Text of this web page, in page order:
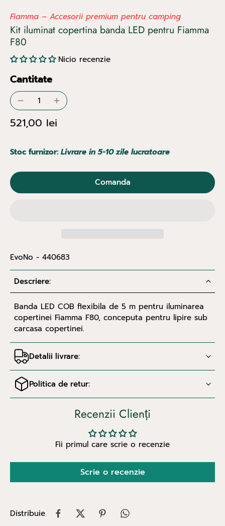
Fiamma – Accesorii premium pentru camping
Kit iluminat copertina banda LED pentru Fiamma
F80
Nicio recenzie
Cantitate
521,00 lei
Comanda
Stoc furnizor: Livrare in 5-10 zile lucratoare
EvoNo - 440683
Descriere:
Banda LED COB flexibila de 5 m pentru iluminarea
copertinei Fiamma F80, conceputa pentru lipire sub
carcasa copertinei.
Detalii livrare:
Politica de retur:
Recenzii Clienți
Fii primul care scrie o recenzie
Scrie o recenzie
Distribuie